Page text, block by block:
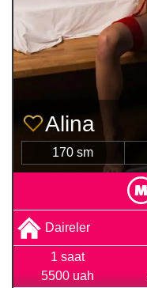
Alina
170 sm
Daireler
1 saat
5500 uah